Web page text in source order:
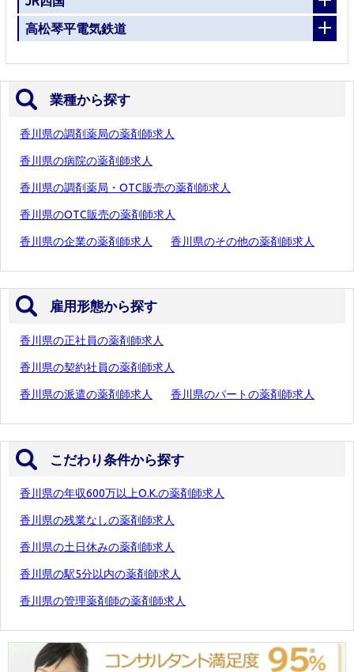
高松琴平電気鉄道
業種から探す
香川県の調剤薬局の薬剤師求人
香川県の病院の薬剤師求人
香川県の調剤薬局・OTC販売の薬剤師求人
香川県のOTC販売の薬剤師求人
香川県の企業の薬剤師求人 香川県のその他の薬剤師求人
雇用形態から探す
香川県の正社員の薬剤師求人
香川県の契約社員の薬剤師求人
香川県の派遣の薬剤師求人 香川県のパートの薬剤師求人
こだわり条件から探す
香川県の年収600万以上O.K.の薬剤師求人
香川県の残業なしの薬剤師求人
香川県の土日休みの薬剤師求人
香川県の駅5分以内の薬剤師求人
香川県の管理薬剤師の薬剤師求人